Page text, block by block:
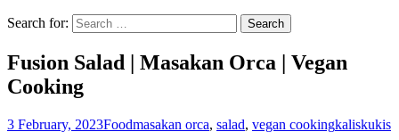
Search for:
Fusion Salad | Masakan Orca | Vegan
Cooking
3 February, 2023Foodmasakan orca, salad, vegan cookingkaliskukis